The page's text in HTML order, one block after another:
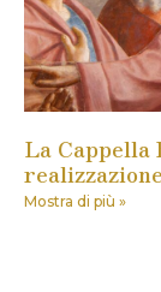
La Cappella
Mostra di più »